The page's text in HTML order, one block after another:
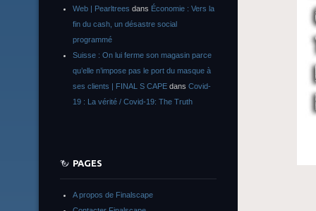
Web | Pearltrees dans Économie : Vers la
fin du cash, un désastre social
programmé
Suisse : On lui ferme son magasin parce
qu’elle n’impose pas le port du masque à
ses clients | FINAL S CAPE dans Covid-
19 : La vérité / Covid-19: The Truth
PAGES
A propos de Finalscape